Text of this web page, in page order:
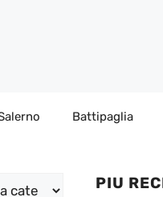
Battipaglia
PIU